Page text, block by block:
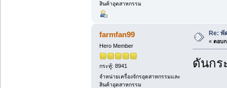
สินค้าอุตสาหกรรม
farmfan99
Hero Member
กระทู้: 8941
จำหน่ายเครื่องจักรอุตสาหกรรมและ
สินค้าอุตสาหกรรม
Re: พั
« ตอบก
ดันก